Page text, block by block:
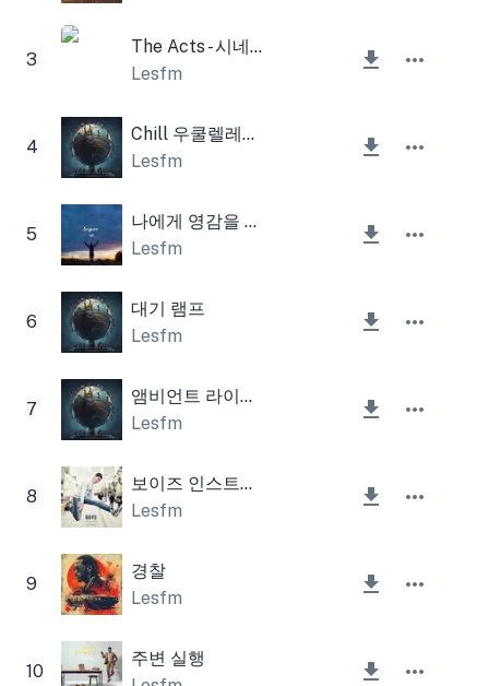
3
The Acts - 시네마틱 타임 패드
Lesfm
4
Chill 우쿨렐레와 어쿠스틱 기타
Lesfm
5
나에게 영감을 불어 넣는다
Lesfm
6
대기 램프
Lesfm
7
앰비언트 라이트 피아노
Lesfm
8
보이즈 인스트루멘탈
Lesfm
9
경찰
Lesfm
10
주변 실행